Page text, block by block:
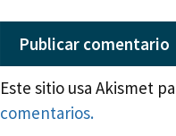
Este sitio usa Akismet
comentarios.